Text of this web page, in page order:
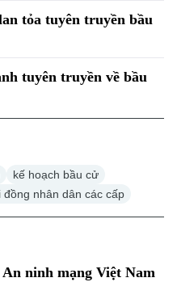
tỏa tuyên truyền bầu
tuyên truyền về bầu
kế hoạch bầu cử
đồng nhân dân các cấp
ninh mạng Việt Nam